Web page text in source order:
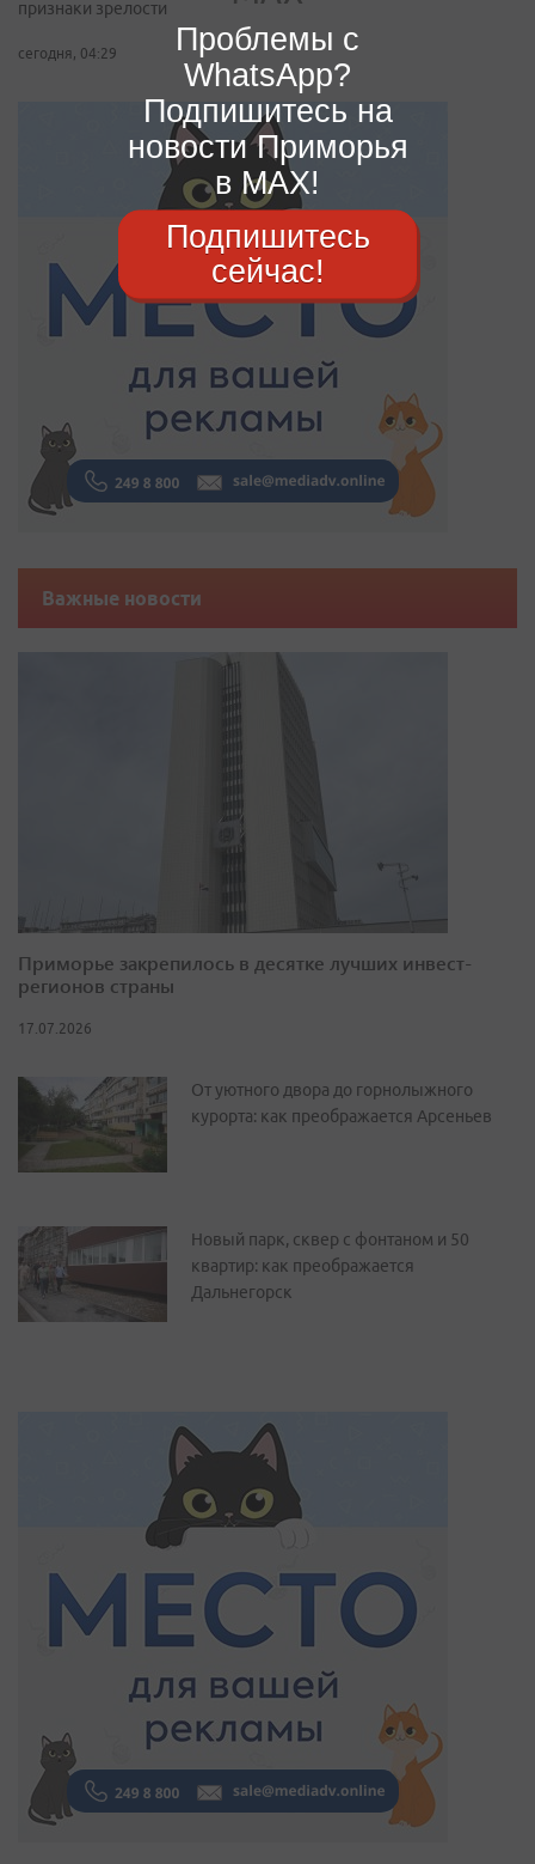
признаки зрелости
сегодня, 04:29
Важные новости
Приморье закрепилось в десятке лучших инвест-
регионов страны
17.07.2026
От уютного двора до горнолыжного
курорта: как преображается Арсеньев
Новый парк, сквер с фонтаном и 50
квартир: как преображается
Дальнегорск
Проблемы с
WhatsApp?
Подпишитесь на
новости Приморья
в MAX!
Подпишитесь
сейчас!